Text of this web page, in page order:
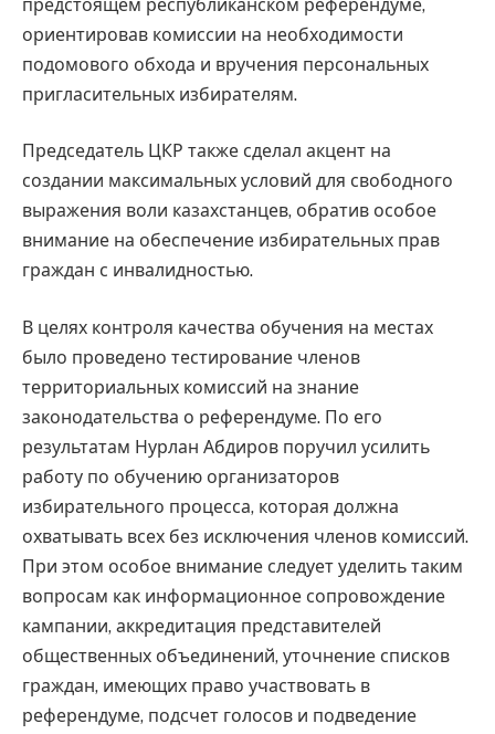
предстоящем республиканском референдуме,
ориентировав комиссии на необходимости
подомового обхода и вручения персональных
пригласительных избирателям.
Председатель ЦКР также сделал акцент на
создании максимальных условий для свободного
выражения воли казахстанцев, обратив особое
внимание на обеспечение избирательных прав
граждан с инвалидностью.
В целях контроля качества обучения на местах
было проведено тестирование членов
территориальных комиссий на знание
законодательства о референдуме. По его
результатам Нурлан Абдиров поручил усилить
работу по обучению организаторов
избирательного процесса, которая должна
охватывать всех без исключения членов комиссий.
При этом особое внимание следует уделить таким
вопросам как информационное сопровождение
кампании, аккредитация представителей
общественных объединений, уточнение списков
граждан, имеющих право участвовать в
референдуме, подсчет голосов и подведение